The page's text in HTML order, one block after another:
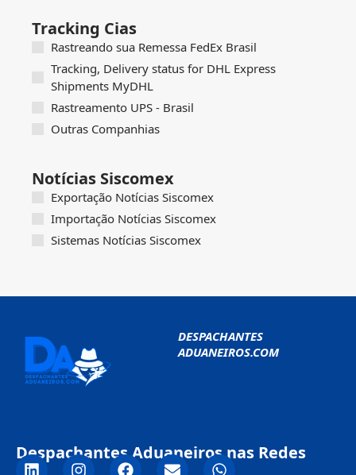
Tracking Cias
Rastreando sua Remessa FedEx Brasil
Tracking, Delivery status for DHL Express
Shipments MyDHL
Rastreamento UPS - Brasil
Outras Companhias
Notícias Siscomex
Exportação Notícias Siscomex
Importação Notícias Siscomex
Sistemas Notícias Siscomex
DESPACHANTES
ADUANEIROS.COM
Despachantes Aduaneiros nas Redes